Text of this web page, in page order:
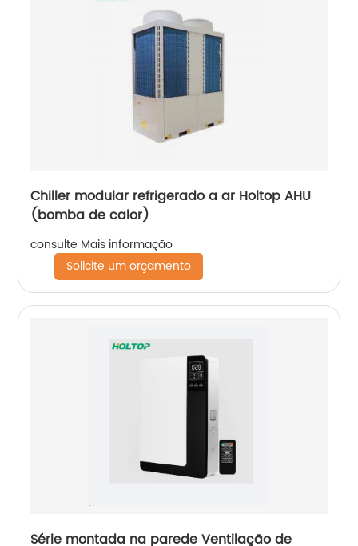
Chiller modular refrigerado a ar Holtop AHU
(bomba de calor)
consulte Mais informação
Solicite um orçamento
Série montada na parede Ventilação de